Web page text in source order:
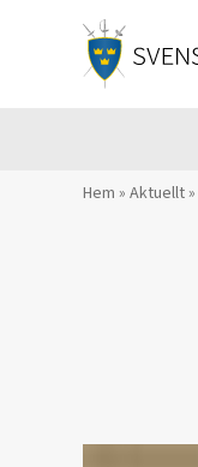
Hem » Aktuellt»